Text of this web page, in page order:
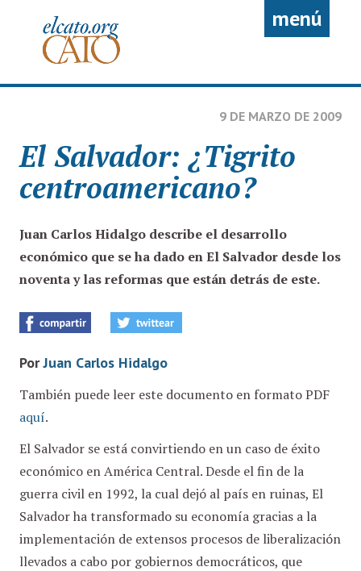
menú
9 DE MARZO DE 2009
El Salvador: ¿Tigrito
centroamericano?
Juan Carlos Hidalgo describe el desarrollo
económico que se ha dado en El Salvador desde los
noventa y las reformas que están detrás de este.
PorJuan Carlos Hidalgo
También puede leer este documento en formato PDF
aquí.
El Salvador se está convirtiendo en un caso de éxito
económico en América Central. Desde el fin de la
guerra civil en 1992, la cual dejó al país en ruinas, El
Salvador ha transformado su economía gracias a la
implementación de extensos procesos de liberalización
llevados a cabo por gobiernos democráticos, que